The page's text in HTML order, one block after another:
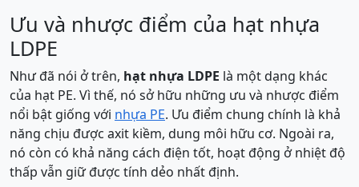
Ưu và nhược điểm của hạt nhựa
LDPE
Như đã nói ở trên, hạt nhựa LDPE là một dạng khác
của hạt PE. Vì thế, nó sở hữu những ưu và nhược điểm
nổi bật giống với nhựa PE. Ưu điểm chung chính là khả
năng chịu được axit kiềm, dung môi hữu cơ. Ngoài ra,
nó còn có khả năng cách điện tốt, hoạt động ở nhiệt độ
thấp vẫn giữ được tính dẻo nhất định.